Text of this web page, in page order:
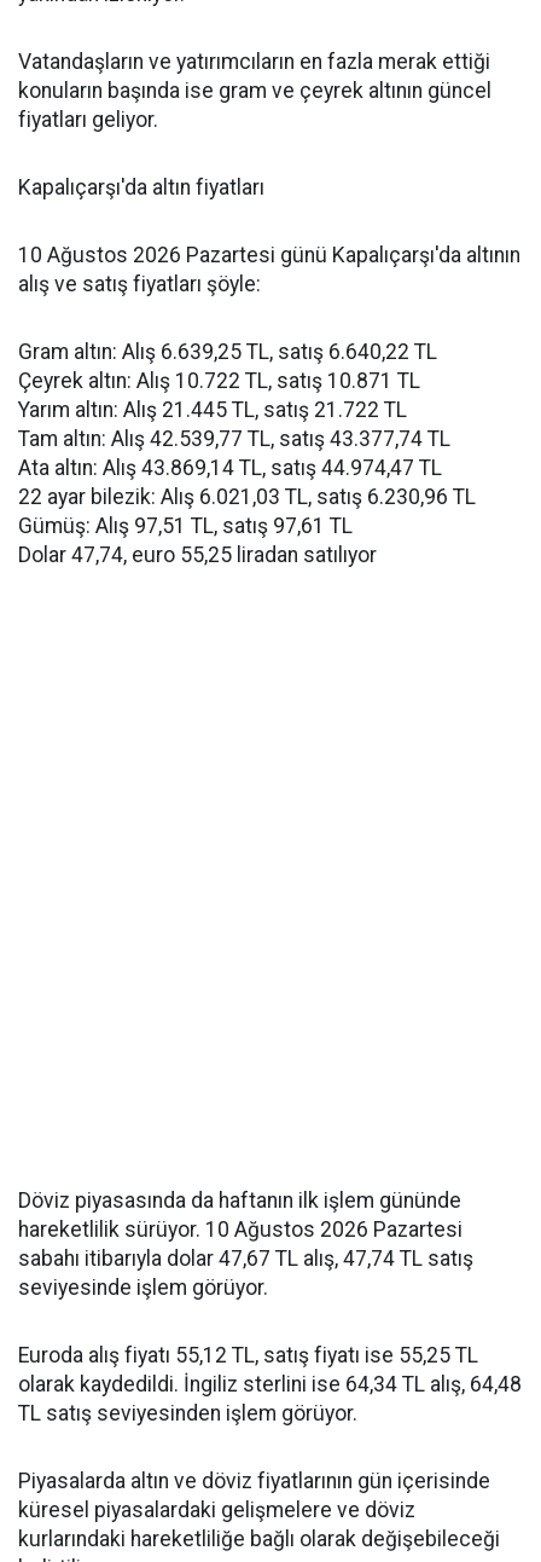
Vatandaşların ve yatırımcıların en fazla merak ettiği
konuların başında ise gram ve çeyrek altının güncel
fiyatları geliyor.
Kapalıçarşı'da altın fiyatları
10 Ağustos 2026 Pazartesi günü Kapalıçarşı'da altının
alış ve satış fiyatları şöyle:
Gram altın: Alış 6.639,25 TL, satış 6.640,22 TL
Çeyrek altın: Alış 10.722 TL, satış 10.871 TL
Yarım altın: Alış 21.445 TL, satış 21.722 TL
Tam altın: Alış 42.539,77 TL, satış 43.377,74 TL
Ata altın: Alış 43.869,14 TL, satış 44.974,47 TL
22 ayar bilezik: Alış 6.021,03 TL, satış 6.230,96 TL
Gümüş: Alış 97,51 TL, satış 97,61 TL
Dolar 47,74, euro 55,25 liradan satılıyor
Döviz piyasasında da haftanın ilk işlem gününde
hareketlilik sürüyor. 10 Ağustos 2026 Pazartesi
sabahı itibarıyla dolar 47,67 TL alış, 47,74 TL satış
seviyesinde işlem görüyor.
Euroda alış fiyatı 55,12 TL, satış fiyatı ise 55,25 TL
olarak kaydedildi. İngiliz sterlini ise 64,34 TL alış, 64,48
TL satış seviyesinden işlem görüyor.
Piyasalarda altın ve döviz fiyatlarının gün içerisinde
küresel piyasalardaki gelişmelere ve döviz
kurlarındaki hareketliliğe bağlı olarak değişebileceği